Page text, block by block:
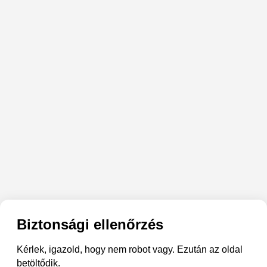
Biztonsági ellenőrzés
Kérlek, igazold, hogy nem robot vagy. Ezután az oldal
betöltődik.